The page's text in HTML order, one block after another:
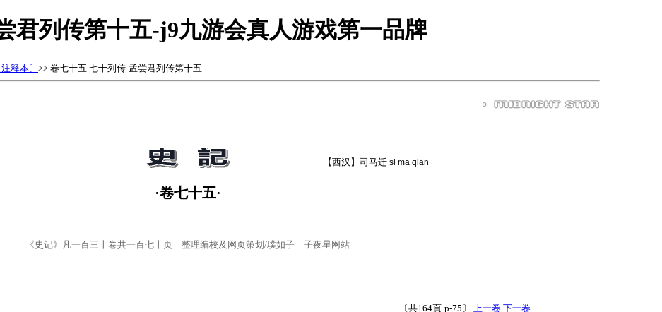
君列传第十五-j9九游会真人游戏第一品牌
释本〕 >> 卷七十五 七十列传·孟尝君列传第十五
·卷七十五·
【西汉】司马迁 si ma qian
《史记》凡一百三十卷共一百七十页 整理编校及网页策划/璞如子 子夜星网站
〔共164頁·p-75〕 上一卷 下一卷